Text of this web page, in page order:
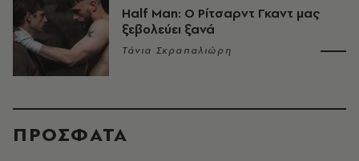
Half Man: Ο Ρίτσαρντ Γκαντ μας
ξεβολεύει ξανά
Τάνια Σκραπαλιώρη
ΠΡΟΣΦΑΤΑ